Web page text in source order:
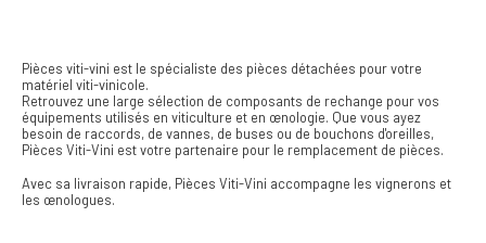
Pièces viti-vini est le spécialiste des pièces détachées pour votre
matériel viti-vinicole.
Retrouvez une large sélection de composants de rechange pour vos
équipements utilisés en viticulture et en œnologie. Que vous ayez
besoin de raccords, de vannes, de buses ou de bouchons d'oreilles,
Pièces Viti-Vini est votre partenaire pour le remplacement de pièces.
Avec sa livraison rapide, Pièces Viti-Vini accompagne les vignerons et
les œnologues.